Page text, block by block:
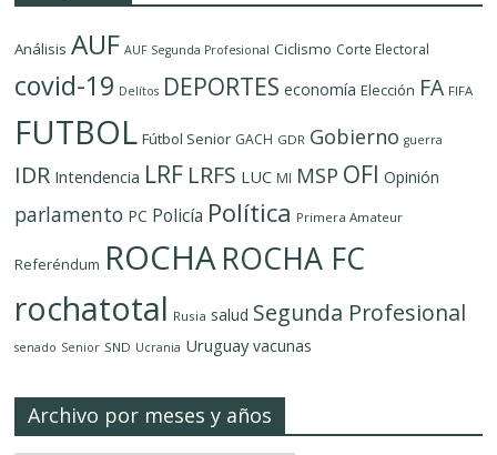
Análisis AUF AUF Segunda Profesional Ciclismo Corte Electoral
covid-19 Delítos DEPORTES economía Elección FA FIFA
FUTBOL Fútbol Senior GACH GDR Gobierno guerra
IDR Intendencia LRF LRFS LUC MI MSP OFI Opinión
parlamento PC Policía Política Primera Amateur
Referéndum ROCHAROCHA FC
rochatotal Rusia salud Segunda Profesional
senado Senior SND Ucrania Uruguay vacunas
Archivo por meses y años